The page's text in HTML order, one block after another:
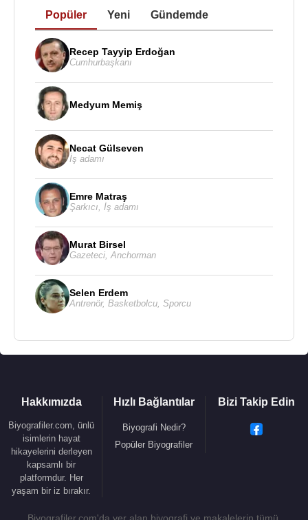
Jean François Portaels,
Royale des Beaux-Arts’de yönetici olan François
Popüler Yeni Gündemde
Recep Tayyip Erdoğan
Cumhurbaşkanı
Medyum Memiş
Necat Gülseven
İş adamı
Emre Matraş
Şarkıcı İş adamı
Murat Birsel
Gazeteci Anchorman
Selen Erdem
Antrenör, Basketbolcu Sporcu
Hakkımızda
Biyografiler.com, ünlü
isimlerin hayat
hikayelerini derleyen
kapsamlı bir
platformdur. Her
yaşam bir iz bırakır.
Hızlı Bağlantılar
Biyografi Nedir?
Popüler Biyografiler
Bizi Takip Edin